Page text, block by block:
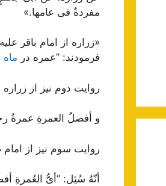
مفردةٌ فی عامها.»
«زراره از امام باقر
فرمودند: ”عمره در
روایت دوم نیز از
و أفضلُ العمرةِ عمرةُ
روایت سوم نیز از
أنّهُ سُئِل: ”أیُّ